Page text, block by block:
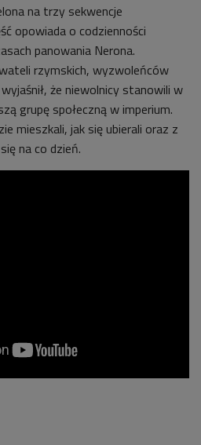
na trzy sekwencje
opowiada o codzienności
panowania Nerona.
rzymskich, wyzwoleńców
że niewolnicy stanowili w
grupę społeczną w imperium.
mieszkali, jak się ubierali oraz z
na co dzień.